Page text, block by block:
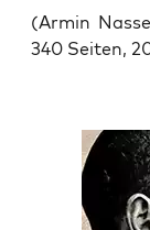
(Armin
340 Sei­ten,